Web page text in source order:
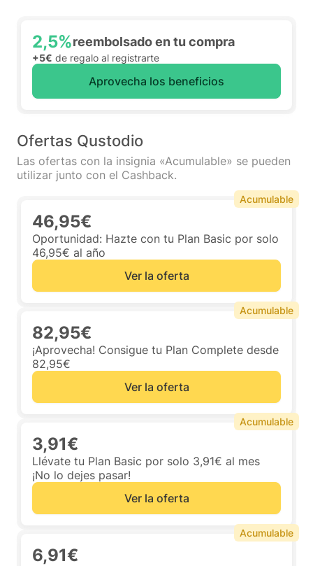
2,5%reembolsado en tu compra
+5€ de regalo al registrarte
Aprovecha los beneficios
Ofertas Qustodio
Las ofertas con la insignia «Acumulable» se pueden
utilizar junto con el Cashback.
46,95€
Oportunidad: Hazte con tu Plan Basic por solo
46,95€ al año
Ver la oferta
Acumulable
82,95€
¡Aprovecha! Consigue tu Plan Complete desde
82,95€
Ver la oferta
Acumulable
3,91€
Llévate tu Plan Basic por solo 3,91€ al mes
¡No lo dejes pasar!
Ver la oferta
Acumulable
6,91€
Acumulable